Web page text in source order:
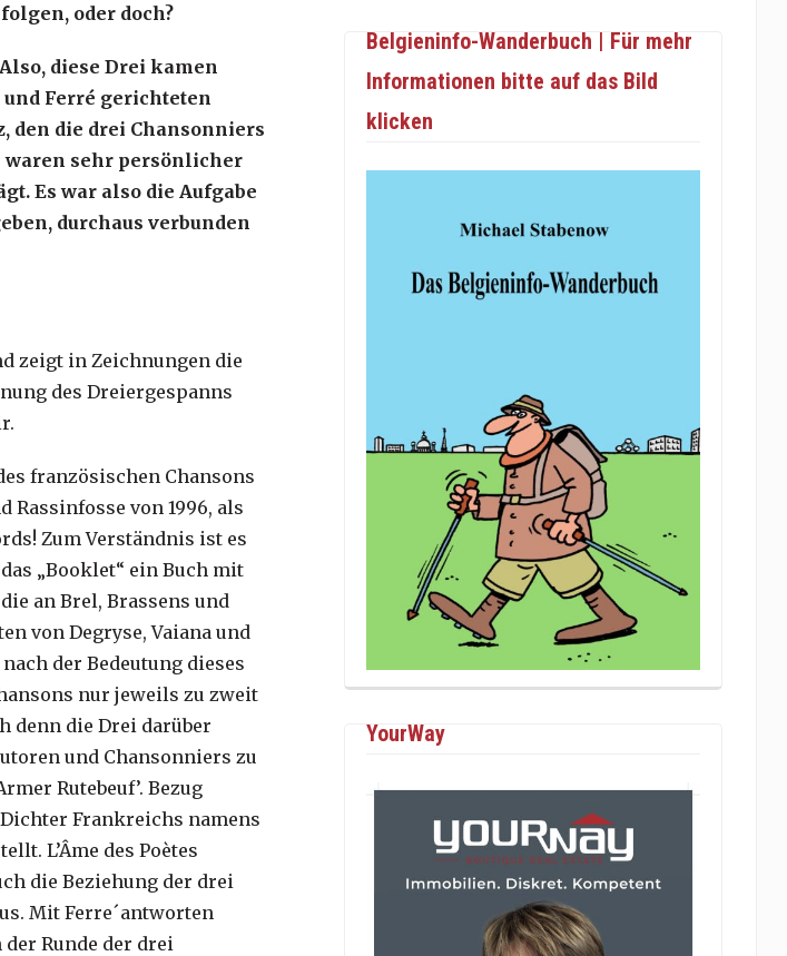
oder doch?
diese Drei kamen
Ferré gerichteten
den die drei Chansonniers
waren sehr persönlicher
Es war also die Aufgabe
durchaus verbunden
zeigt in Zeichnungen die
des Dreiergespanns
französischen Chansons
Rassinfosse von 1996, als
Zum Verständnis ist es
„Booklet“ ein Buch mit
an Brel, Brassens und
von Degryse, Vaiana und
der Bedeutung dieses
nur jeweils zu zweit
denn die Drei darüber
und Chansonniers zu
Rutebeuf’. Bezug
Frankreichs namens
L’Âme des Poètes
die Beziehung der drei
Mit Ferre´antworten
der Runde der drei
Belgieninfo-Wanderbuch | Für mehr
Informationen bitte auf das Bild
klicken
YourWay